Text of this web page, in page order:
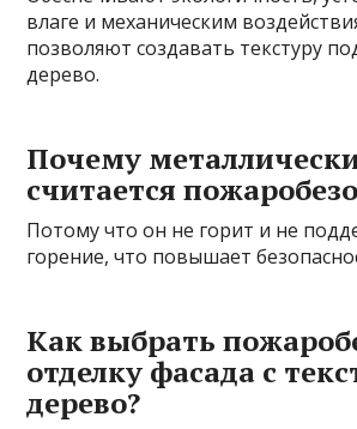
влаге и механическим
позволяют создавать текстуру
дерево.
Почему
считается
Потому что он не горит и не
горение, что повышает
Как выбрать
отделку фасада с
дерево?